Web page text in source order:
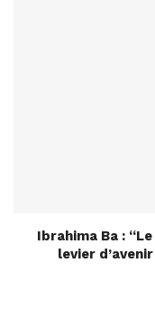
Ibrahima Ba :
levier